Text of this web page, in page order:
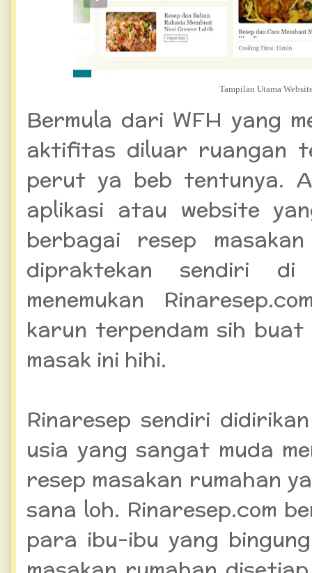
Tampilan Utama
Bermula dari WFH yang
aktifitas diluar ruangan
perut ya beb tentunya.
aplikasi atau website
berbagai resep
dipraktekan sendiri
menemukan
karun terpendam sih
masak ini hihi.
Rinaresep sendiri
usia yang sangat muda
resep masakan rumahan
sana loh. Rinaresep.com
para ibu-ibu yang